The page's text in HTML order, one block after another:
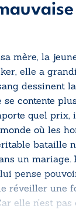
mère, la
elle a
dessinent
se contente
quel prix,
où les
bataille
un mariage.
pense
réveiller une
elle n’est pas